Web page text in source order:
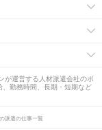
が運営する人材派遣会社のポ
勤務時間、長期・短期など
派遣の仕事一覧